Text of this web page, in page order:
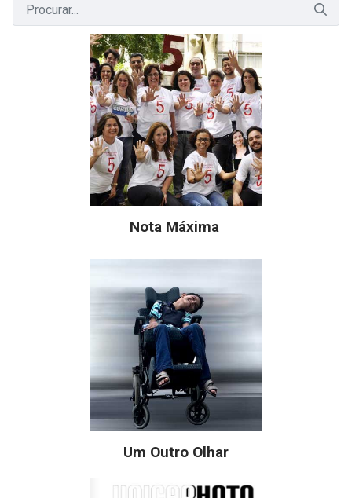
Nota Máxima
Um Outro Olhar